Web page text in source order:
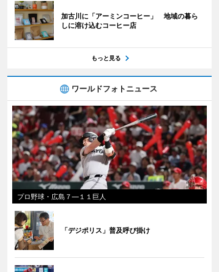
加古川に「アーミンコーヒー」 地域の暮ら
しに溶け込むコーヒー店
もっと見る
ワールドフォトニュース
プロ野球・広島７―１１巨人
「デジポリス」普及呼び掛け